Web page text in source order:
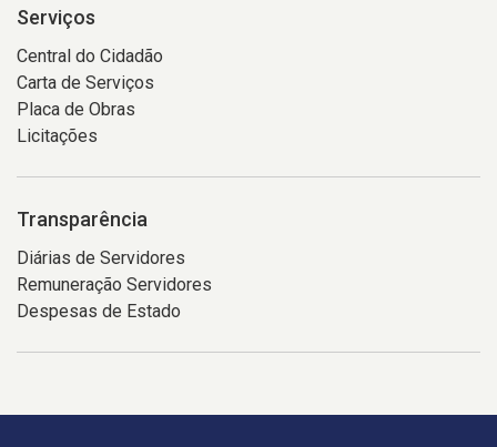
Serviços
Central do Cidadão
Carta de Serviços
Placa de Obras
Licitações
Transparência
Diárias de Servidores
Remuneração Servidores
Despesas de Estado